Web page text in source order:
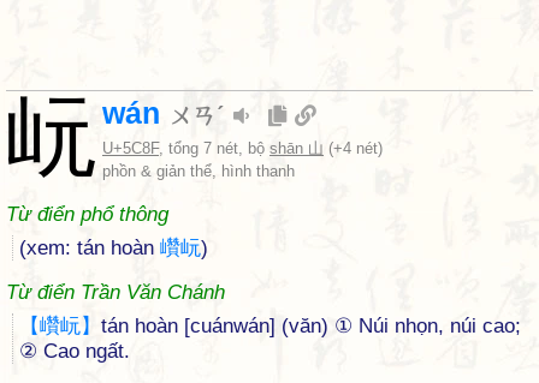
岏 wán ㄨㄢˊ
U+5C8F, tổng 7 nét, bộ shān 山 (+4 nét)
phồn & giản thể, hình thanh
Từ điển phổ thông
(xem: tán hoàn 巑岏)
Từ điển Trần Văn Chánh
【巑岏】 tán hoàn [cuánwán] (văn) ① Núi nhọn, núi cao;
② Cao ngất.